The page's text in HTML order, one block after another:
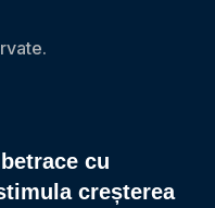
cu
creșterea